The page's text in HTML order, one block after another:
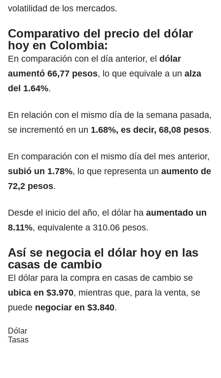
volatilidad de los mercados.
Comparativo del precio del dólar
hoy en Colombia:
En comparación con el día anterior, el dólar
aumentó 66,77 pesos, lo que equivale a un alza
del 1.64%.
En relación con el mismo día de la semana pasada,
se incrementó en un 1.68%, es decir, 68,08 pesos.
En comparación con el mismo día del mes anterior,
subió un 1.78%, lo que representa un aumento de
72,2 pesos.
Desde el inicio del año, el dólar ha aumentado un
8.11%, equivalente a 310.06 pesos.
Así se negocia el dólar hoy en las
casas de cambio
El dólar para la compra en casas de cambio se
ubica en $3.970, mientras que, para la venta, se
puede negociar en $3.840.
Dólar
Tasas